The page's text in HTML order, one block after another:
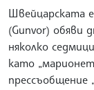
Швейцарската
(Gunvor) обяви
няколко
като
прессъобщение